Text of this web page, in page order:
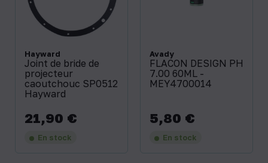
Hayward
Joint de bride de
projecteur
caoutchouc SP0512
Hayward
Prix
21,90 €
En stock
Avady
FLACON DESIGN PH
7.00 60ML -
MEY4700014
Prix
5,80 €
En stock